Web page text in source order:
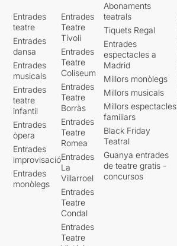
Entrades
teatre
Entrades
dansa
Entrades
musicals
Entrades
teatre
infantil
Entrades
òpera
Entrades
improvisació
Entrades
monòlegs
Entrades
Teatre
Tívoli
Entrades
Teatre
Coliseum
Entrades
Teatre
Borràs
Entrades
Teatre
Romea
Entrades
La
Villarroel
Entrades
Teatre
Condal
Entrades
Teatre
Abonaments
teatrals
Tiquets Regal
Entrades
espectacles a
Madrid
Millors monòlegs
Millors musicals
Millors espectacles
familiars
Black Friday
Teatral
Guanya entrades
de teatre gratis -
concursos